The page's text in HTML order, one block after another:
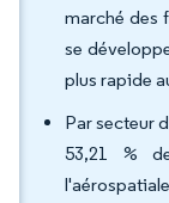
marché des
se
plus rapide
Par secteur
53,21 %